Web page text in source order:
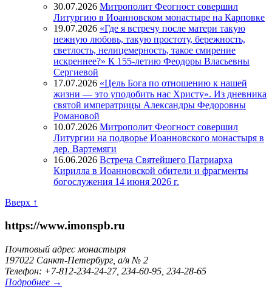
30.07.2026 Митрополит Феогност совершил
Литургию в Иоанновском монастыре на Карповке
19.07.2026 «Где я встречу после матери такую
нежную любовь, такую простоту, бережность,
светлость, нелицемерность, такое смирение
искреннее?» К 155-летию Феодоры Власьевны
Сергиевой
17.07.2026 «Цель Бога по отношению к нашей
жизни — это уподобить нас Христу». Из дневника
святой императрицы Александры Федоровны
Романовой
10.07.2026 Митрополит Феогност совершил
Литургии на подворье Иоанновского монастыря в
дер. Вартемяги
16.06.2026 Встреча Святейшего Патриарха
Кирилла в Иоанновской обители и фрагменты
богослужения 14 июня 2026 г.
Вверх ↑
https://www.imonspb.ru
Почтовый адрес монастыря
197022 Санкт-Петербург, а/я № 2
Телефон: +7-812-234-24-27, 234-60-95, 234-28-65
Подробнее →